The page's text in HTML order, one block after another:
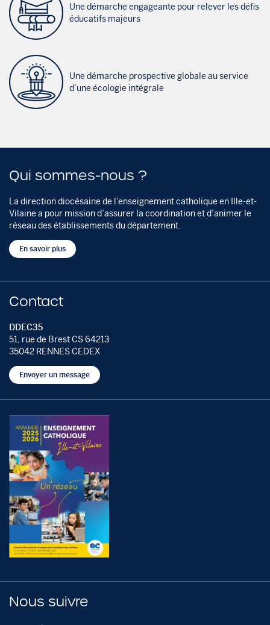
Une démarche engageante pour relever les défis
éducatifs majeurs
Une démarche prospective globale au service
d’une écologie intégrale
Qui sommes-nous ?
La direction diocésaine de l’enseignement catholique en Ille-et-
Vilaine a pour mission d’assurer la coordination et d’animer le
réseau des établissements du département.
En savoir plus
Contact
DDEC35
51, rue de Brest CS 64213
35042 RENNES CEDEX
Envoyer un message
Nous suivre